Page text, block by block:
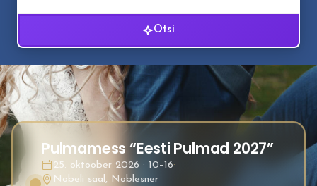
Otsi
Pulmamess “Eesti Pulmad 2027”
25. oktoober 2026 · 10–16·
Nobeli saal, Noblesner